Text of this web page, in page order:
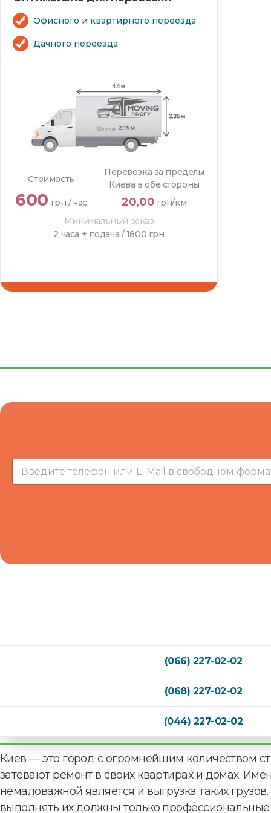
Офисного и квартирного переезда
Дачного переезда
Стоимость
600 грн / час
Перевозка за пределы
Киева в обе стороны
20,00 грн/км
Минимальный заказ
2 часа + подача /1800 грн
(066) 227-02-02
(068) 227-02-02
(044) 227-02-02
Киев — это город с огромнейшим количеством
затевают ремонт в своих квартирах и домах.
немаловажной является и выгрузка таких
выполнять их должны только профессиональные